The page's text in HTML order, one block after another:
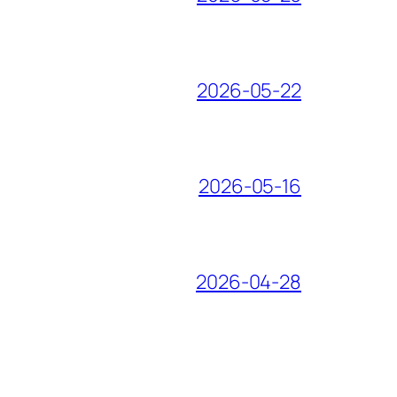
2026-05-22
2026-05-16
2026-04-28